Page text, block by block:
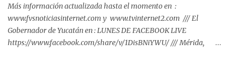
Más información actualizada hasta el momento en :
www.fvsnoticiasinternet.com y www.tvinternet2.com /// El
Gobernador de Yucatán en : LUNES DE FACEBOOK LIVE
https://www.facebook.com/share/v/1DisBNiYWU/ /// Mérida,